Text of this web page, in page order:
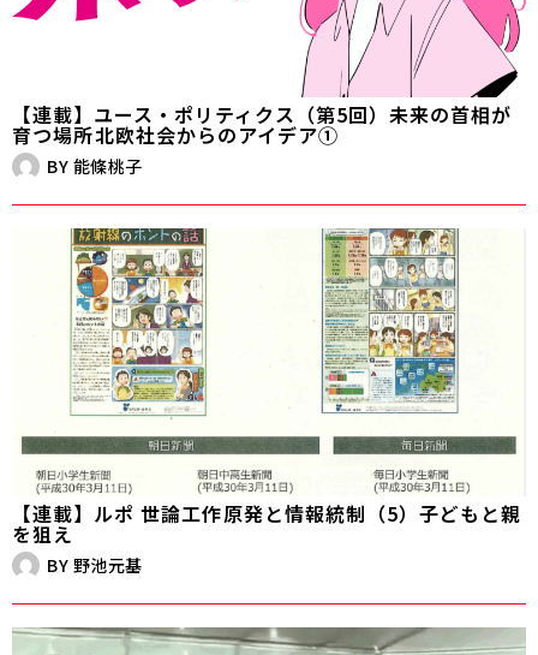
【連載】ユース・ポリティクス（第5回）未来の首相が
育つ場所――北欧社会からのアイデア①
BY 能條桃子
【連載】ルポ 世論工作――原発と情報統制（5）子どもと親
を狙え
BY 野池元基